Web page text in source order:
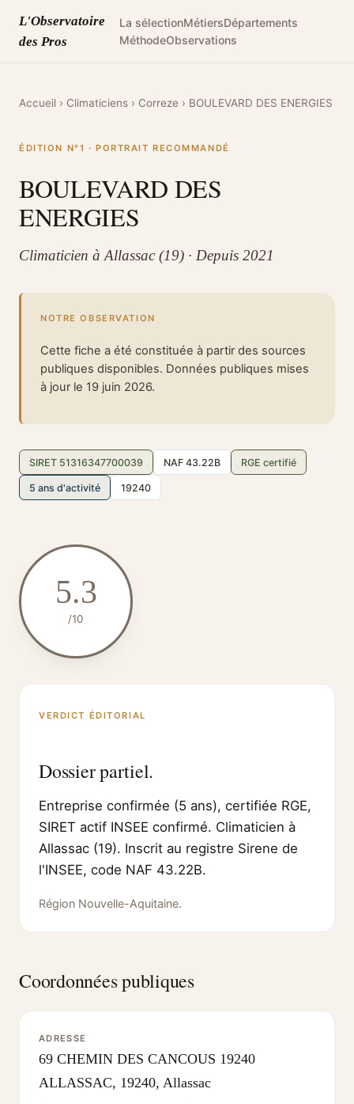
L'Observatoire
des Pros
La sélectionMétiersDépartements
MéthodeObservations
Accueil › Climaticiens › Correze › BOULEVARD DES ENERGIES
ÉDITION N°1 · PORTRAIT RECOMMANDÉ
BOULEVARD DES
ENERGIES
Climaticien à Allassac (19) · Depuis 2021
NOTRE OBSERVATION
Cette fiche a été constituée à partir des sources
publiques disponibles. Données publiques mises
à jour le 19 juin 2026.
SIRET 51316347700039 NAF 43.22B RGE certifié
5 ans d'activité 19240
5.3
/10
VERDICT ÉDITORIAL
Dossier partiel.
Entreprise confirmée (5 ans), certifiée RGE,
SIRET actif INSEE confirmé. Climaticien à
Allassac (19). Inscrit au registre Sirene de
l'INSEE, code NAF 43.22B.
Région Nouvelle-Aquitaine.
Coordonnées publiques
ADRESSE
69 CHEMIN DES CANCOUS 19240
ALLASSAC, 19240, Allassac